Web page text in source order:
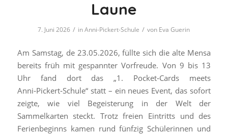
Laune
7. Juni 2026 / inAnni-Pickert-Schule / von Eva Guerin
Am Samstag, de 23.05.2026, füllte sich die alte Mensa
bereits früh mit gespannter Vorfreude. Von 9 bis 13
Uhr fand dort das „1. Pocket‑Cards meets
Anni‑Pickert‑Schule“ statt – ein neues Event, das sofort
zeigte, wie viel Begeisterung in der Welt der
Sammelkarten steckt. Trotz freien Eintritts und des
Ferienbeginns kamen rund fünfzig Schülerinnen und